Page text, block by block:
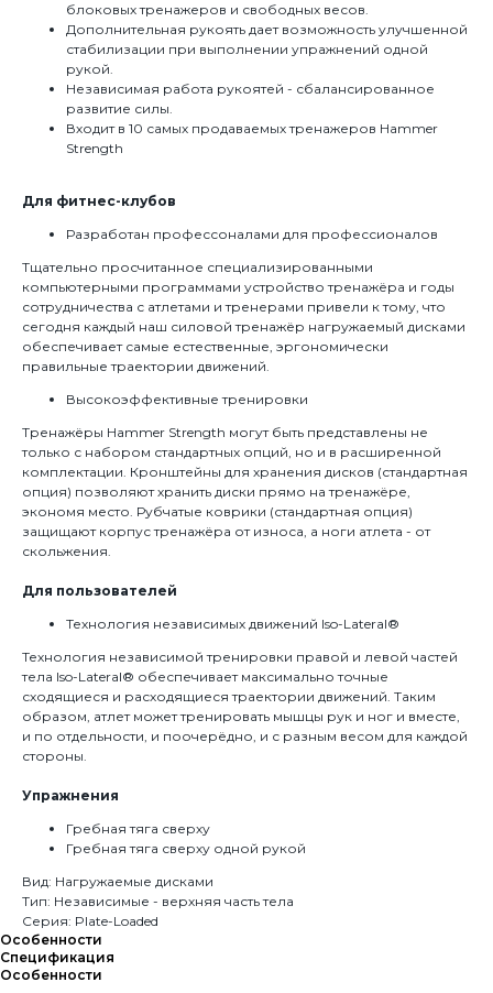
блоковых тренажеров и свободных весов.
Дополнительная рукоять дает возможность улучшенной
стабилизации при выполнении упражнений одной
рукой.
Независимая работа рукоятей - сбалансированное
развитие силы.
Входит в 10 самых продаваемых тренажеров Hammer
Strength
Для фитнес-клубов
Разработан профессоналами для профессионалов
Тщательно просчитанное специализированными
компьютерными программами устройство тренажёра и годы
сотрудничества с атлетами и тренерами привели к тому, что
сегодня каждый наш силовой тренажёр нагружаемый дисками
обеспечивает самые естественные, эргономически
правильные траектории движений.
Высокоэффективные тренировки
Тренажёры Hammer Strength могут быть представлены не
только с набором стандартных опций, но и в расширенной
комплектации. Кронштейны для хранения дисков (стандартная
опция) позволяют хранить диски прямо на тренажёре,
экономя место. Рубчатые коврики (стандартная опция)
защищают корпус тренажёра от износа, а ноги атлета - от
скольжения.
Для пользователей
Технология независимых движений Iso-Lateral®
Технология независимой тренировки правой и левой частей
тела Iso-Lateral® обеспечивает максимально точные
сходящиеся и расходящиеся траектории движений. Таким
образом, атлет может тренировать мышцы рук и ног и вместе,
и по отдельности, и поочерёдно, и с разным весом для каждой
стороны.
Упражнения
Гребная тяга сверху
Гребная тяга сверху одной рукой
Вид: Нагружаемые дисками
Тип: Независимые - верхняя часть тела
Серия: Plate-Loaded
Особенности
Спецификация
Особенности